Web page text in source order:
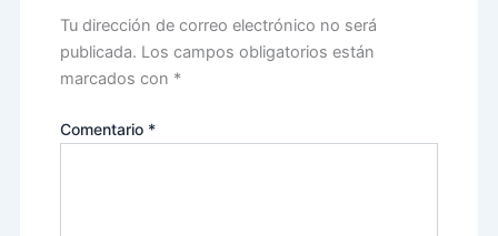
Tu dirección de correo electrónico no será
publicada. Los campos obligatorios están
marcados con *
Comentario *